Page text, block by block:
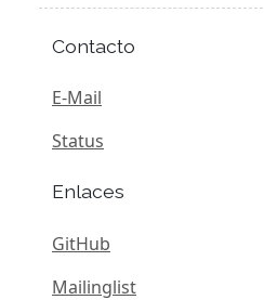
Contacto
E-Mail
Status
Enlaces
GitHub
Mailinglist